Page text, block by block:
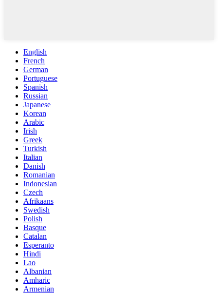
English
French
German
Portuguese
Spanish
Russian
Japanese
Korean
Arabic
Irish
Greek
Turkish
Italian
Danish
Romanian
Indonesian
Czech
Afrikaans
Swedish
Polish
Basque
Catalan
Esperanto
Hindi
Lao
Albanian
Amharic
Armenian